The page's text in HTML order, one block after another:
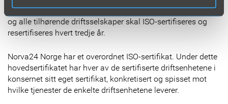
Han har en sentral rolle som bindeledd når Norva 24 Norge
og alle tilhørende driftsselskaper skal ISO-sertifiseres og
resertifiseres hvert tredje år.
Norva24 Norge har et overordnet ISO-sertifikat. Under dette
hovedsertifikatet har hver av de sertifiserte driftsenhetene i
konsernet sitt eget sertifikat, konkretisert og spisset mot
hvilke tjenester de enkelte driftsenhetene leverer.